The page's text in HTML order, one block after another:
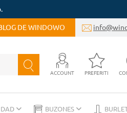
DE WINDOWO
ACCOUNT PREFERITI
BUZONES